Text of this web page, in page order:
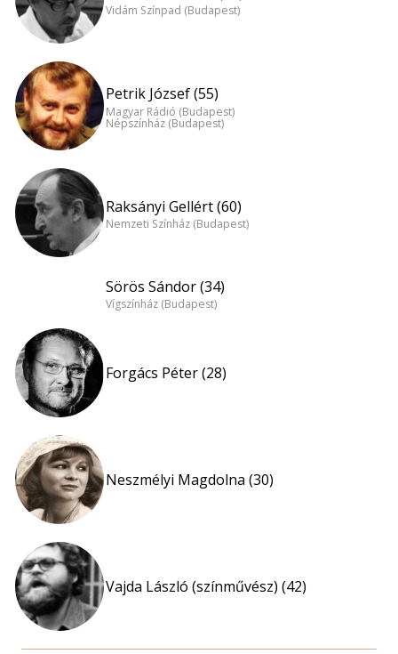
Vidám Színpad (Budapest)
Petrik József (55)
Magyar Rádió (Budapest)
Népszínház (Budapest)
Raksányi Gellért (60)
Nemzeti Színház (Budapest)
Sörös Sándor (34)
Vígszínház (Budapest)
Forgács Péter (28)
Neszmélyi Magdolna (30)
Vajda László (színművész) (42)